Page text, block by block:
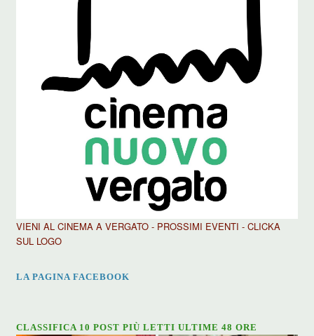
VIENI AL CINEMA A VERGATO - PROSSIMI EVENTI - CLICKA
SUL LOGO
LA PAGINA FACEBOOK
CLASSIFICA 10 POST PIÙ LETTI ULTIME 48 ORE